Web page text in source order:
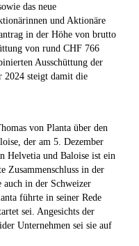
das neue
und Aktionäre
in der Höhe von brutto
von rund CHF 766
Ausschüttung der
2024 steigt damit die
von Planta über den
der am 5. Dezember
Helvetia und Baloise ist ein
Zusammenschluss in der
auch in der Schweizer
führte in seiner Rede
sei. Angesichts der
Unternehmen sei sie auf